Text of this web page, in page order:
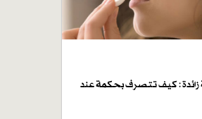
زائدة : كيف تتصرف بحكمة عند